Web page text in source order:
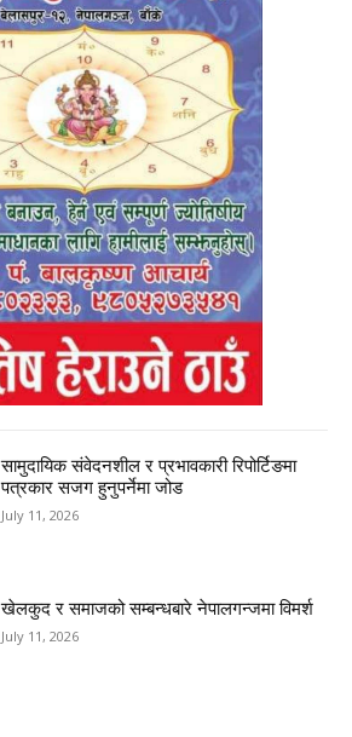
सामुदायिक संवेदनशील र प्रभावकारी रिपोर्टिङमा
पत्रकार सजग हुनुपर्नेमा जोड
July 11, 2026
खेलकुद र समाजको सम्बन्धबारे नेपालगन्जमा विमर्श
July 11, 2026